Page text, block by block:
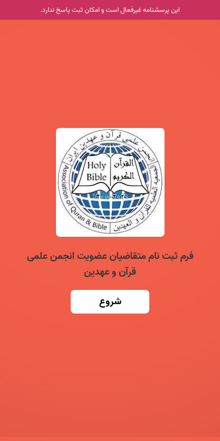
این پرسشنامه غیر‌فعال است و امکان ثبت پاسخ ندارد.
فرم ثبت نام متقاضیان عضویت انجمن علمی
قرآن و عهدین
شروع